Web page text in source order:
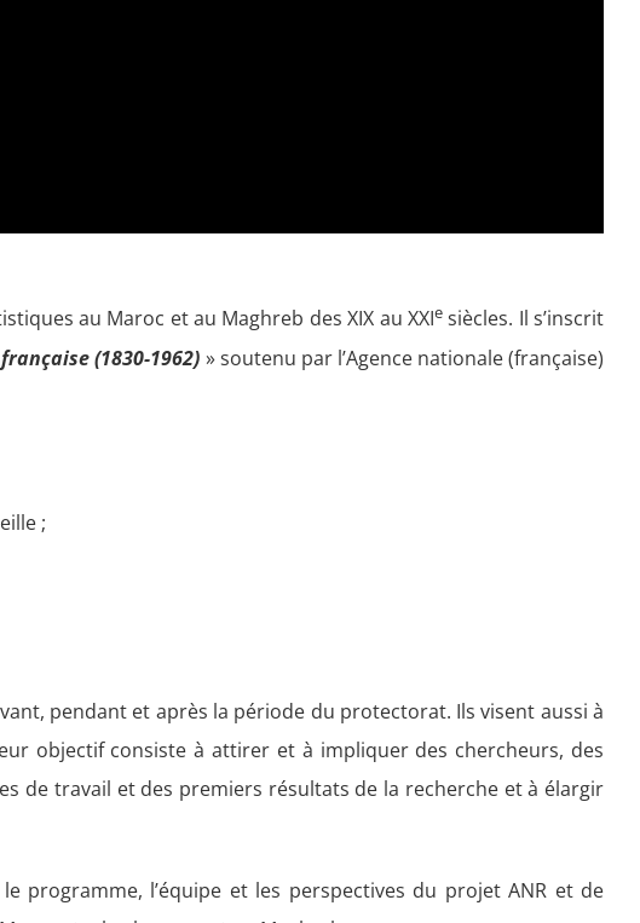
au Maroc et au Maghreb des XIX au XXIesiècles. Il s’inscrit
(1830-1962) » soutenu par l’Agence nationale (française)
;
pendant et après la période du protectorat. Ils visent aussi à
objectif consiste à attirer et à impliquer des chercheurs, des
de travail et des premiers résultats de la recherche et à élargir
programme, l’équipe et les perspectives du projet ANR et de